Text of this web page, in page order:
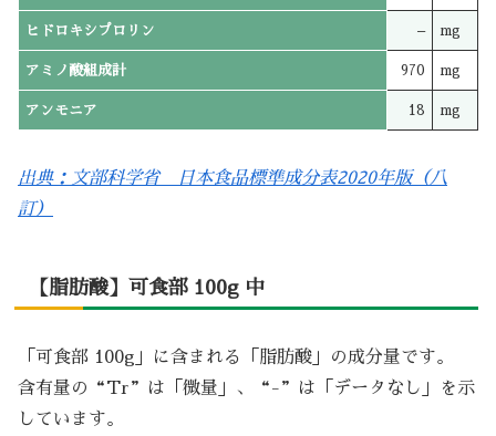
ヒドロキシプロリン – mg
アミノ酸組成計 970 mg
アンモニア 18 mg
出典：文部科学省 日本食品標準成分表2020年版（八
訂）
【脂肪酸】可食部 100g 中
「可食部 100g」に含まれる「脂肪酸」の成分量です。
含有量の“Tr”は「微量」、“-”は「データなし」を示
しています。